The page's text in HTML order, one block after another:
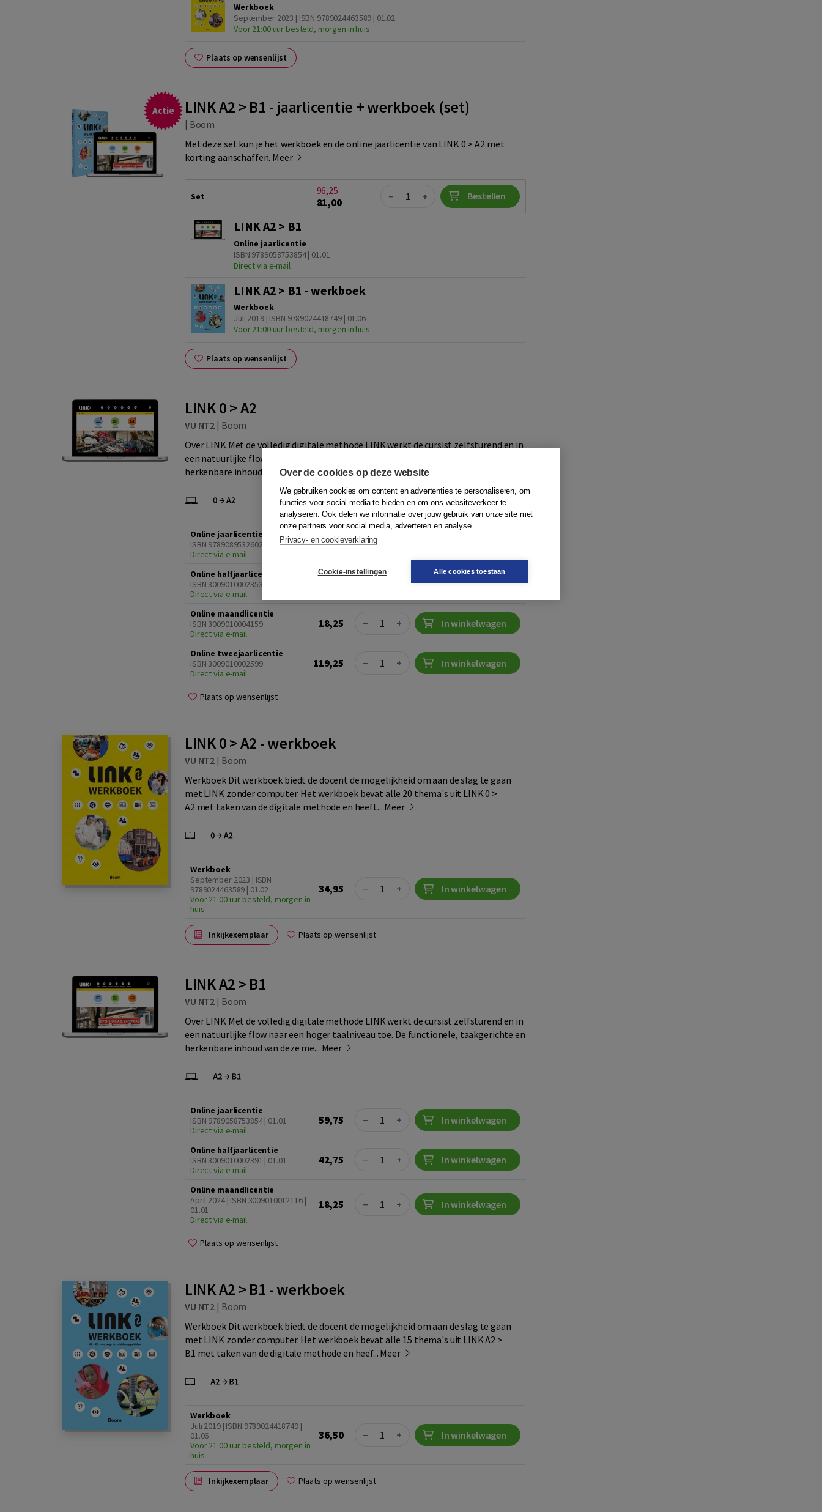
Werkboek
September 2023 | ISBN 9789024463589 | 01.02
Voor 21:00 uur besteld, morgen in huis
Plaats op wensenlijst
Actie LINK A2 > B1 - jaarlicentie + werkboek (set)
| Boom
Met deze set kun je het werkboek en de online jaarlicentie van LINK 0 > A2 met
korting aanschaffen. Meer
Set 96,25
81,00
Quantity
− + Bestellen
LINK A2 > B1
Online jaarlicentie
ISBN 9789058753854 | 01.01
Direct via e-mail
LINK A2 > B1 - werkboek
Werkboek
Juli 2019 | ISBN 9789024418749 | 01.06
Voor 21:00 uur besteld, morgen in huis
Plaats op wensenlijst
LINK 0 > A2
VU NT2 | Boom
Over LINK Met de volledig digitale methode LINK werkt de cursist zelfsturend en in
een natuurlijke flow naar een hoger taalniveau toe. De functionele, taakgerichte en
herkenbare inhoud van deze me...Meer
Online jaarlicentie
ISBN 9789089532602
Direct via e-mail
59,75 Quantity
−
Online halfjaarlicentie
ISBN 3009010002353
Direct via e-mail
Quantity In winkelwagen
Online maandlicentie
ISBN 3009010004159
Direct via e-mail
18,25 Quantity
− + In winkelwagen
Online tweejaarlicentie
ISBN 3009010002599
Direct via e-mail
119,25 Quantity
− + In winkelwagen
Plaats op wensenlijst
LINK 0 > A2 - werkboek
VU NT2 | Boom
Werkboek Dit werkboek biedt de docent de mogelijkheid om aan de slag te gaan
met LINK zonder computer. Het werkboek bevat alle 20 thema's uit LINK 0 >
A2 met taken van de digitale methode en heeft... Meer
Werkboek
September 2023 | ISBN
9789024463589 | 01.02
Voor 21:00 uur besteld, morgen in
huis
34,95 Quantity
− + In winkelwagen
Inkijkexemplaar Plaats op wensenlijst
LINK A2 > B1
VU NT2 | Boom
Over LINK Met de volledig digitale methode LINK werkt de cursist zelfsturend en in
een natuurlijke flow naar een hoger taalniveau toe. De functionele, taakgerichte en
herkenbare inhoud van deze me... Meer
Online jaarlicentie
ISBN 9789058753854 | 01.01
Direct via e-mail
59,75 Quantity
− + In winkelwagen
Online halfjaarlicentie
ISBN 3009010002391 | 01.01
Direct via e-mail
42,75 Quantity
− + In winkelwagen
Online maandlicentie
April 2024 | ISBN 3009010012116 |
01.01
Direct via e-mail
18,25 Quantity
− + In winkelwagen
Plaats op wensenlijst
LINK A2 > B1 - werkboek
VU NT2 | Boom
Werkboek Dit werkboek biedt de docent de mogelijkheid om aan de slag te gaan
met LINK zonder computer. Het werkboek bevat alle 15 thema's uit LINK A2 >
B1 met taken van de digitale methode en heef... Meer
Werkboek
Juli 2019 | ISBN 9789024418749 |
01.06
Voor 21:00 uur besteld, morgen in
huis
36,50 Quantity
− + In winkelwagen
Inkijkexemplaar Plaats op wensenlijst
Over de cookies op deze website
We gebruiken cookies om content en advertenties te personaliseren, om
functies voor social media te bieden en om ons websiteverkeer te
analyseren. Ook delen we informatie over jouw gebruik van onze site met
onze partners voor social media, adverteren en analyse.
Privacy- en cookieverklaring
Cookie-instellingen Alle cookies toestaan